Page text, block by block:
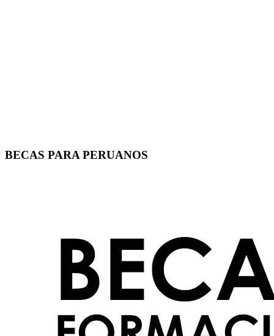
BECAS PARA PERUANOS